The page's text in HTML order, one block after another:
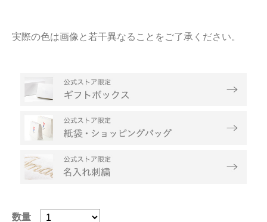
実際の色は画像と若干異なることをご了承ください。
数量